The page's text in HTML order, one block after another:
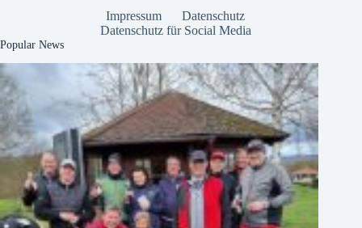
Impressum
Datenschutz
Datenschutz für Social Media
Popular News